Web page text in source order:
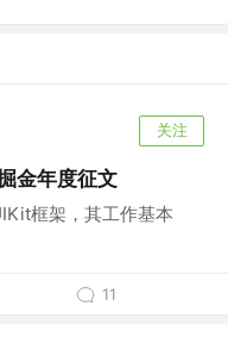
关注
金年度征文
框架，其工作基本
11